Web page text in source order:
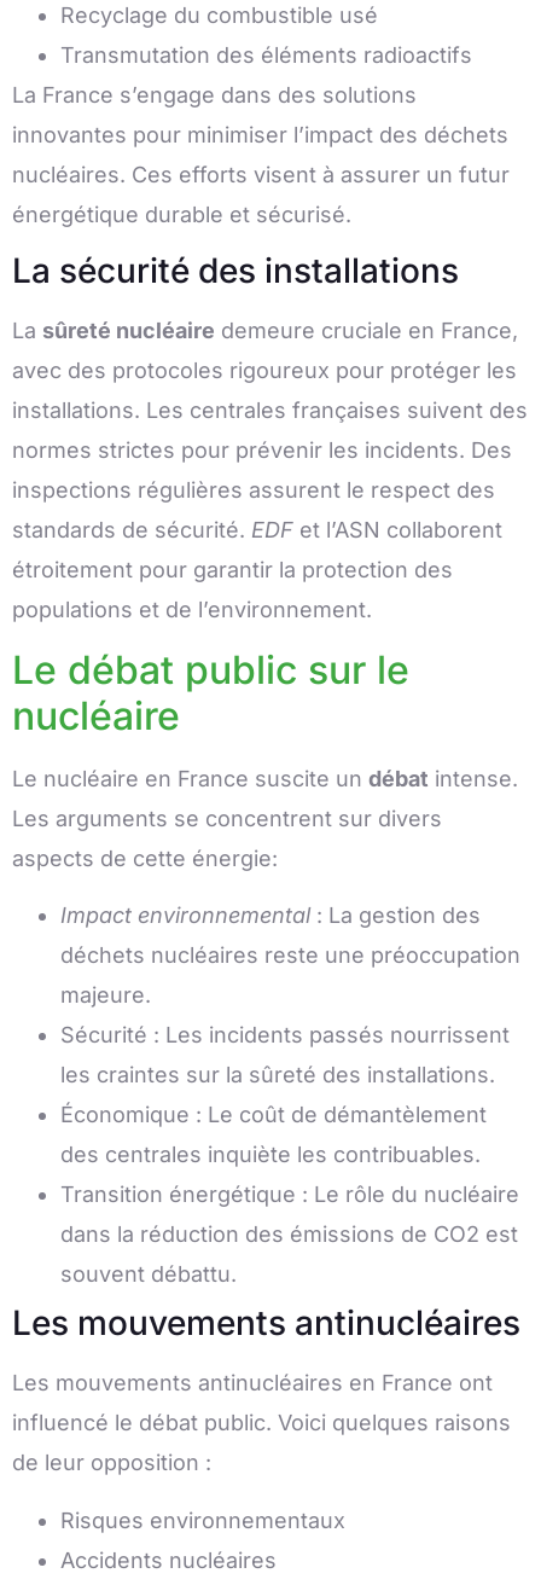
Recyclage du combustible usé
Transmutation des éléments radioactifs
La France s’engage dans des solutions
innovantes pour minimiser l’impact des déchets
nucléaires. Ces efforts visent à assurer un futur
énergétique durable et sécurisé.
La sécurité des installations
La sûreté nucléaire demeure cruciale en France,
avec des protocoles rigoureux pour protéger les
installations. Les centrales françaises suivent des
normes strictes pour prévenir les incidents. Des
inspections régulières assurent le respect des
standards de sécurité. EDF et l’ASN collaborent
étroitement pour garantir la protection des
populations et de l’environnement.
Le débat public sur le
nucléaire
Le nucléaire en France suscite un débat intense.
Les arguments se concentrent sur divers
aspects de cette énergie:
Impact environnemental: La gestion des
déchets nucléaires reste une préoccupation
majeure.
Sécurité : Les incidents passés nourrissent
les craintes sur la sûreté des installations.
Économique : Le coût de démantèlement
des centrales inquiète les contribuables.
Transition énergétique : Le rôle du nucléaire
dans la réduction des émissions de CO2 est
souvent débattu.
Les mouvements antinucléaires
Les mouvements antinucléaires en France ont
influencé le débat public. Voici quelques raisons
de leur opposition :
Risques environnementaux
Accidents nucléaires